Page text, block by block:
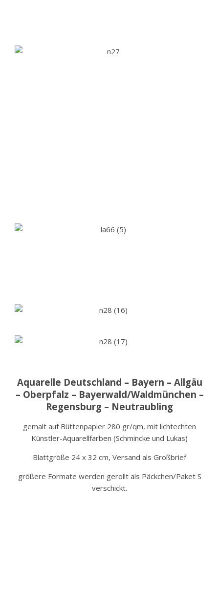
Aquarelle Deutschland – Bayern – Allgäu
– Oberpfalz – Bayerwald/Waldmünchen –
Regensburg – Neutraubling
gemalt auf Büttenpapier 280 gr/qm, mit lichtechten
Künstler-Aquarellfarben (Schmincke und Lukas)
Blattgröße 24 x 32 cm, Versand als Großbrief
größere Formate werden gerollt als Päckchen/Paket S
verschickt.